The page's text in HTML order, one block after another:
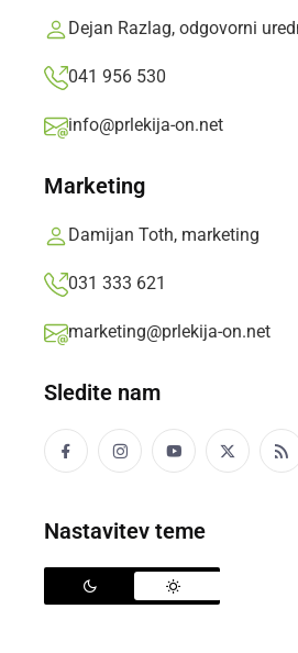
Dejan Razlag, odgovorni
041 956 530
info@prlekija-on.net
Marketing
Damijan Toth, marketing
031 333 621
marketing@prlekija-on.net
Sledite nam
Nastavitev teme
Nocoj
Meteorje
Prlekija-on.net,nedelja, 12.
kot